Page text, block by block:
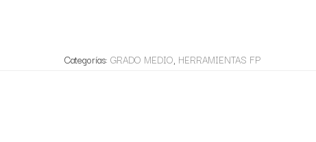
Categorías: GRADO MEDIO, HERRAMIENTAS FP